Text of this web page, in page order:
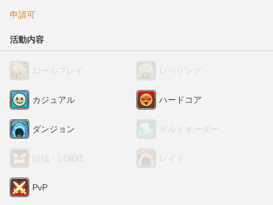
申請可
活動内容
ロールプレイ レベリング
カジュアル ハードコア
ダンジョン ギルドオーダー
討伐・討滅戦 レイド
PvP